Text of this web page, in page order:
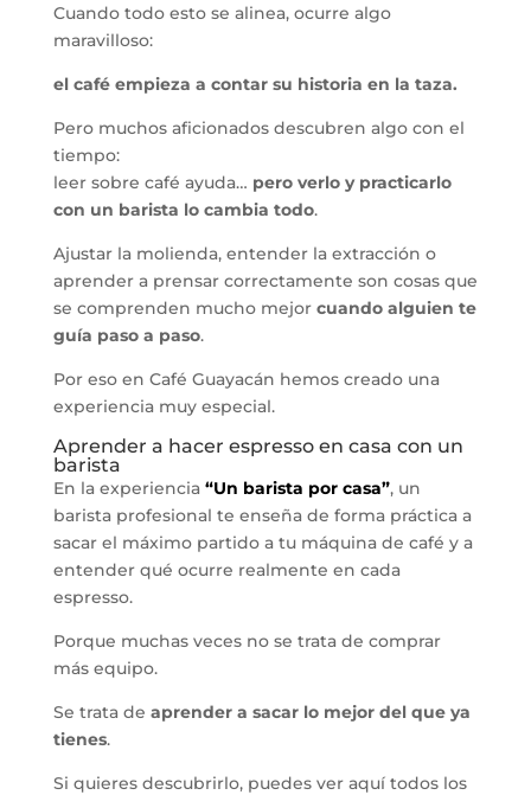
Cuando todo esto se alinea, ocurre algo
maravilloso:
el café empieza a contar su historia en la taza.
Pero muchos aficionados descubren algo con el
tiempo:
leer sobre café ayuda… pero verlo y practicarlo
con un barista lo cambia todo.
Ajustar la molienda, entender la extracción o
aprender a prensar correctamente son cosas que
se comprenden mucho mejor cuando alguien te
guía paso a paso.
Por eso en Café Guayacán hemos creado una
experiencia muy especial.
Aprender a hacer espresso en casa con un
barista
En la experiencia “Un barista por casa”, un
barista profesional te enseña de forma práctica a
sacar el máximo partido a tu máquina de café y a
entender qué ocurre realmente en cada
espresso.
Porque muchas veces no se trata de comprar
más equipo.
Se trata de aprender a sacar lo mejor del que ya
tienes.
Si quieres descubrirlo, puedes ver aquí todos los